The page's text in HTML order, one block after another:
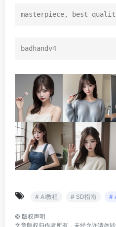
masterpiece, best
badhandv4
# AI教程 # SD指南 #
© 版权声明
文章版权归作者所有，未经允许请勿转